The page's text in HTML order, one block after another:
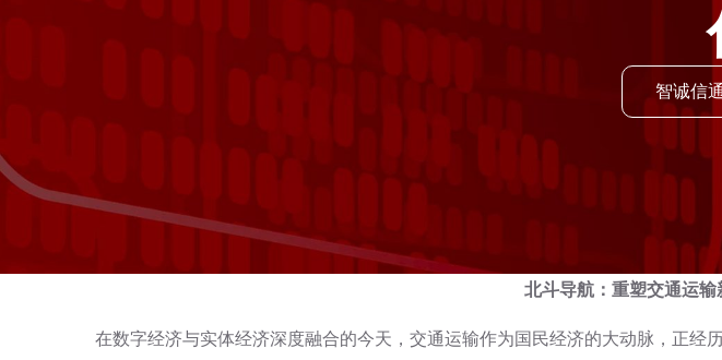
智诚信通
北斗导航：重塑交通运
在数字经济与实体经济深度融合的今天，交通运输作为国民经济的大动脉，正